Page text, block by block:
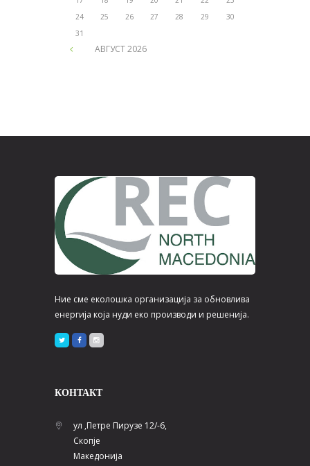
АВГУСТ2026
24
25 26 27 28 29
30
31
Ние сме еколошка организација за обновлива
енергија која нуди еко производи и решенија.
КОНТАКТ
ул ,Петре Пирузе 12/-6,
Скопје
Македонија